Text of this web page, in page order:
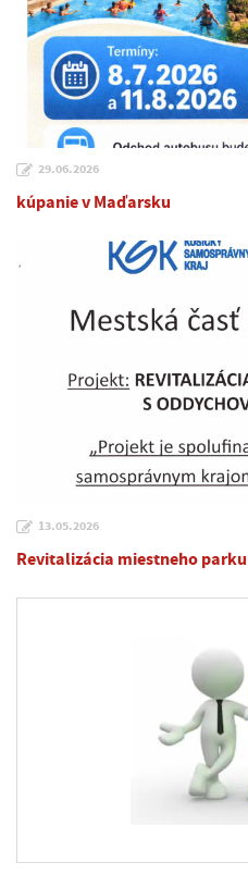
29.06.2026
kúpanie v Maďarsku
13.05.2026
Revitalizácia miestneho